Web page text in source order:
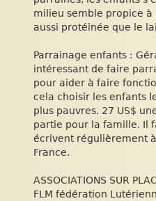
milieu semble propice
aussi protéinée que le
Parrainage enfants :
intéressant de faire
pour aider à faire
cela choisir les enfants
plus pauvres. 27 US$
partie pour la famille. Il
écrivent régulièrement
France.
ASSOCIATIONS SUR
FLM fédération